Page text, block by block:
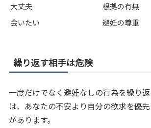
大丈夫
根拠の有無
会いたい
避妊の尊重
繰り返す相手は危険
一度だけでなく避妊なしの行為を繰り
は、あなたの不安より自分の欲求を優
があります。